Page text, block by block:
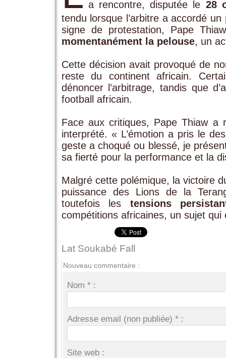
a rencontre, disputée le 28
tendu lorsque l’arbitre a accordé un
signe de protestation, Pape
momentanément la pelouse, un
Cette décision avait provoqué de
reste du continent africain.
dénoncer l’arbitrage, tandis que
football africain.
Face aux critiques, Pape Thiaw a
interprété. « L’émotion a pris le
geste a choqué ou blessé, je
sa fierté pour la performance et la
Malgré cette polémique, la victoire
puissance des Lions de la
toutefois les tensions
compétitions africaines, un sujet qui
Lat Soukabé Fall
Nouveau commentaire :
Nom * :
Adresse email (non publiée) * :
Site web :